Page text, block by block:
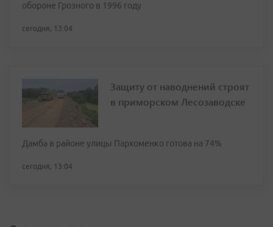
обороне Грозного в 1996 году
сегодня, 13:04
Защиту от наводнений строят
в приморском Лесозаводске
Дамба в районе улицы Пархоменко готова на 74%
сегодня, 13:04